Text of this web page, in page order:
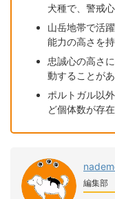
犬種で、警戒
山岳地帯で活
能力の高さを
忠誠心の高さ
動することが
ポルトガル以
ど個体数が存
編集部